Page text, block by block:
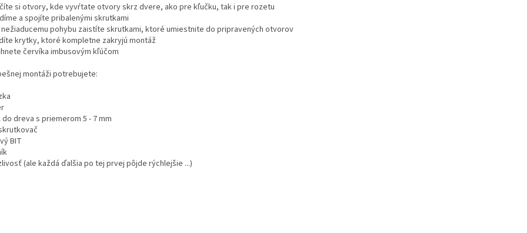
si otvory, kde vyvŕtate otvory skrz dvere, ako pre kľučku, tak i pre rozetu
a spojíte pribalenými skrutkami
pohybu zaistíte skrutkami, ktoré umiestnite do pripravených otvorov
krytky, ktoré kompletne zakryjú montáž
červíka imbusovým kľúčom
montáži potrebujete:
dreva s priemerom 5 - 7 mm
BIT
(ale každá ďalšia po tej prvej pôjde rýchlejšie ...)